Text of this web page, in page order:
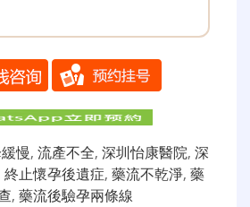
慢, 流產不全, 深圳怡康醫院, 深
終止懷孕後遺症, 藥流不乾淨, 藥
, 藥流後驗孕兩條線